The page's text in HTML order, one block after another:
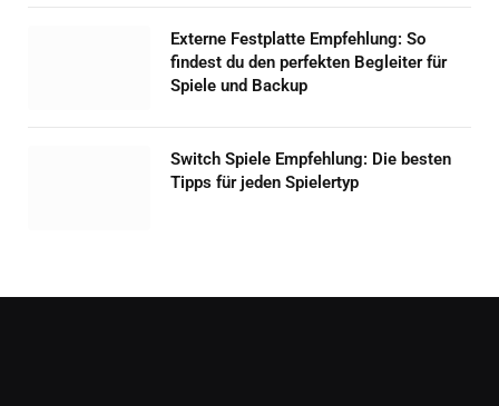
Externe Festplatte Empfehlung: So
findest du den perfekten Begleiter für
Spiele und Backup
Switch Spiele Empfehlung: Die besten
Tipps für jeden Spielertyp